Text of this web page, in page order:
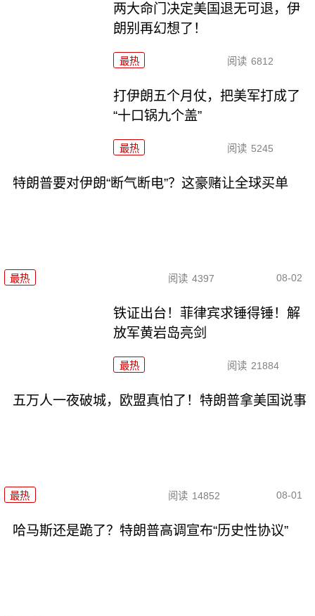
两大命门决定美国退无可退，伊
朗别再幻想了！
最热 阅读 6812
打伊朗五个月仗，把美军打成了
“十口锅九个盖”
最热 阅读 5245
特朗普要对伊朗“断气断电”？这豪赌让全球买单
最热 阅读 4397 08-02
铁证出台！菲律宾求锤得锤！解
放军黄岩岛亮剑
最热 阅读 21884
五万人一夜破城，欧盟真怕了！特朗普拿美国说事
最热 阅读 14852 08-01
哈马斯还是跪了？特朗普高调宣布“历史性协议”